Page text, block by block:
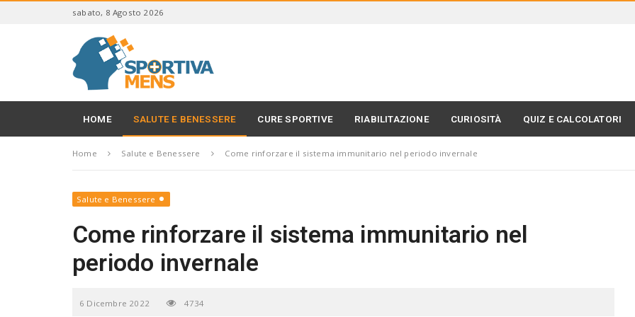
a
n
sabato, 8 Agosto 2026
v
a
M
HOME SALUTE E BENESSERE CURE SPORTIVE RIABILITAZIONE CURIOSITÀ QUIZ E CALCOLATORI
Home Salute e Benessere Come rinforzare il sistema immunitario nel periodo invernale
Salute e Benessere
Come rinforzare il sistema immunitario nel
periodo invernale
6 Dicembre 2022 4734